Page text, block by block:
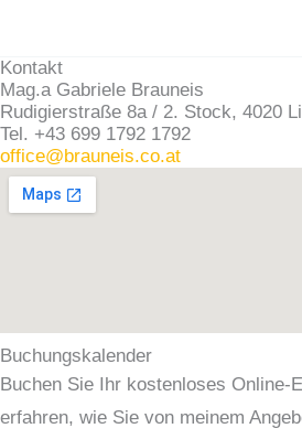
springen
Kontakt
Mag.a Gabriele Brauneis
Rudigierstraße 8a / 2. Stock, 4020
Tel. +43 699 1792 1792
office@brauneis.co.at
Buchungskalender
Buchen Sie Ihr kostenloses Online-
erfahren, wie Sie von meinem